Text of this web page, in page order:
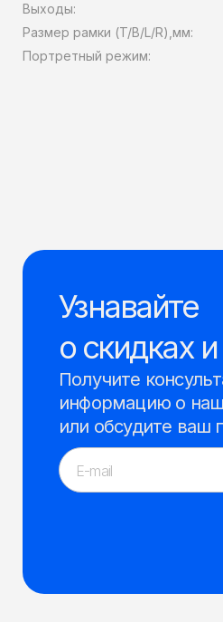
Выходы:
Размер рамки (T/B/L/R),мм:
Портретный режим:
Узнавайте
о скидках
Получите
информацию о
или обсудите ваш